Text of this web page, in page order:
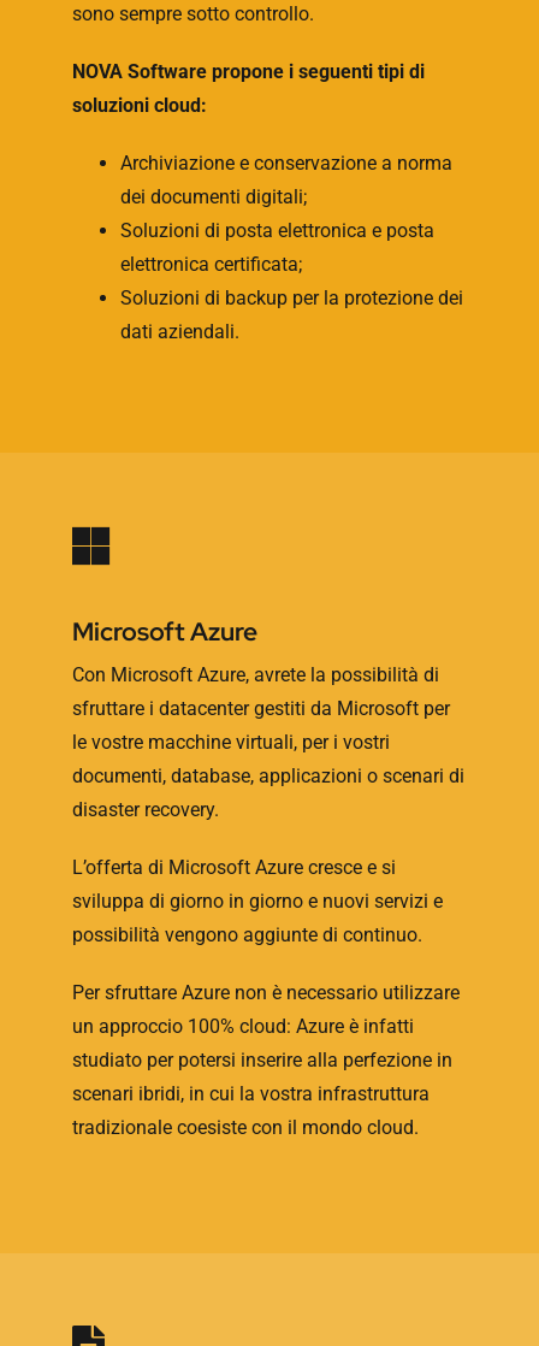
sono sempre sotto controllo.
NOVA Software propone i seguenti tipi di
soluzioni cloud:
Archiviazione e conservazione a norma
dei documenti digitali;
Soluzioni di posta elettronica e posta
elettronica certificata;
Soluzioni di backup per la protezione dei
dati aziendali.
Microsoft Azure
Con Microsoft Azure, avrete la possibilità di
sfruttare i datacenter gestiti da Microsoft per
le vostre macchine virtuali, per i vostri
documenti, database, applicazioni o scenari di
disaster recovery.
L’offerta di Microsoft Azure cresce e si
sviluppa di giorno in giorno e nuovi servizi e
possibilità vengono aggiunte di continuo.
Per sfruttare Azure non è necessario utilizzare
un approccio 100% cloud: Azure è infatti
studiato per potersi inserire alla perfezione in
scenari ibridi, in cui la vostra infrastruttura
tradizionale coesiste con il mondo cloud.